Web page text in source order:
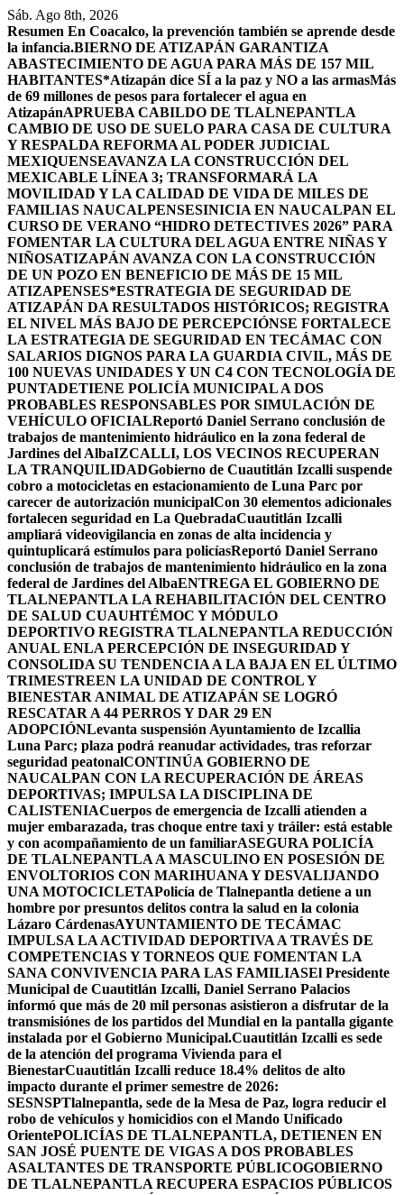
Saltar
al
contenido
Sáb. Ago 8th, 2026
Resumen En Coacalco, la prevención también se aprende desde
la infancia.BIERNO DE ATIZAPÁN GARANTIZA
ABASTECIMIENTO DE AGUA PARA MÁS DE 157 MIL
HABITANTES*Atizapán dice SÍ a la paz y NO a las armasMás
de 69 millones de pesos para fortalecer el agua en
AtizapánAPRUEBA CABILDO DE TLALNEPANTLA
CAMBIO DE USO DE SUELO PARA CASA DE CULTURA
Y RESPALDA REFORMA AL PODER JUDICIAL
MEXIQUENSEAVANZA LA CONSTRUCCIÓN DEL
MEXICABLE LÍNEA 3; TRANSFORMARÁ LA
MOVILIDAD Y LA CALIDAD DE VIDA DE MILES DE
FAMILIAS NAUCALPENSESINICIA EN NAUCALPAN EL
CURSO DE VERANO “HIDRO DETECTIVES 2026” PARA
FOMENTAR LA CULTURA DEL AGUA ENTRE NIÑAS Y
NIÑOSATIZAPÁN AVANZA CON LA CONSTRUCCIÓN
DE UN POZO EN BENEFICIO DE MÁS DE 15 MIL
ATIZAPENSES*ESTRATEGIA DE SEGURIDAD DE
ATIZAPÁN DA RESULTADOS HISTÓRICOS; REGISTRA
EL NIVEL MÁS BAJO DE PERCEPCIÓNSE FORTALECE
LA ESTRATEGIA DE SEGURIDAD EN TECÁMAC CON
SALARIOS DIGNOS PARA LA GUARDIA CIVIL, MÁS DE
100 NUEVAS UNIDADES Y UN C4 CON TECNOLOGÍA DE
PUNTADETIENE POLICÍA MUNICIPAL A DOS
PROBABLES RESPONSABLES POR SIMULACIÓN DE
VEHÍCULO OFICIALReportó Daniel Serrano conclusión de
trabajos de mantenimiento hidráulico en la zona federal de
Jardines del AlbaIZCALLI, LOS VECINOS RECUPERAN
LA TRANQUILIDADGobierno de Cuautitlán Izcalli suspende
cobro a motocicletas en estacionamiento de Luna Parc por
carecer de autorización municipalCon 30 elementos adicionales
fortalecen seguridad en La QuebradaCuautitlán Izcalli
ampliará videovigilancia en zonas de alta incidencia y
quintuplicará estímulos para policíasReportó Daniel Serrano
conclusión de trabajos de mantenimiento hidráulico en la zona
federal de Jardines del AlbaENTREGA EL GOBIERNO DE
TLALNEPANTLA LA REHABILITACIÓN DEL CENTRO
DE SALUD CUAUHTÉMOC Y MÓDULO
DEPORTIVO REGISTRA TLALNEPANTLA REDUCCIÓN
ANUAL ENLA PERCEPCIÓN DE INSEGURIDAD Y
CONSOLIDA SU TENDENCIA A LA BAJA EN EL ÚLTIMO
TRIMESTREEN LA UNIDAD DE CONTROL Y
BIENESTAR ANIMAL DE ATIZAPÁN SE LOGRÓ
RESCATAR A 44 PERROS Y DAR 29 EN
ADOPCIÓNLevanta suspensión Ayuntamiento de Izcallia
Luna Parc; plaza podrá reanudar actividades, tras reforzar
seguridad peatonalCONTINÚA GOBIERNO DE
NAUCALPAN CON LA RECUPERACIÓN DE ÁREAS
DEPORTIVAS; IMPULSA LA DISCIPLINA DE
CALISTENIACuerpos de emergencia de Izcalli atienden a
mujer embarazada, tras choque entre taxi y tráiler: está estable
y con acompañamiento de un familiarASEGURA POLICÍA
DE TLALNEPANTLA A MASCULINO EN POSESIÓN DE
ENVOLTORIOS CON MARIHUANA Y DESVALIJANDO
UNA MOTOCICLETAPolicía de Tlalnepantla detiene a un
hombre por presuntos delitos contra la salud en la colonia
Lázaro CárdenasAYUNTAMIENTO DE TECÁMAC
IMPULSA LA ACTIVIDAD DEPORTIVA A TRAVÉS DE
COMPETENCIAS Y TORNEOS QUE FOMENTAN LA
SANA CONVIVENCIA PARA LAS FAMILIASEl Presidente
Municipal de Cuautitlán Izcalli, Daniel Serrano Palacios
informó que más de 20 mil personas asistieron a disfrutar de la
transmisiónes de los partidos del Mundial en la pantalla gigante
instalada por el Gobierno Municipal.Cuautitlán Izcalli es sede
de la atención del programa Vivienda para el
BienestarCuautitlán Izcalli reduce 18.4% delitos de alto
impacto durante el primer semestre de 2026:
SESNSPTlalnepantla, sede de la Mesa de Paz, logra reducir el
robo de vehículos y homicidios con el Mando Unificado
OrientePOLICÍAS DE TLALNEPANTLA, ​DETIENEN EN
SAN JOSÉ PUENTE DE VIGAS A DOS PROBABLES
ASALTANTES DE TRANSPORTE PÚBLICOGOBIERNO
DE TLALNEPANTLA RECUPERA ESPACIOS PÚBLICOS